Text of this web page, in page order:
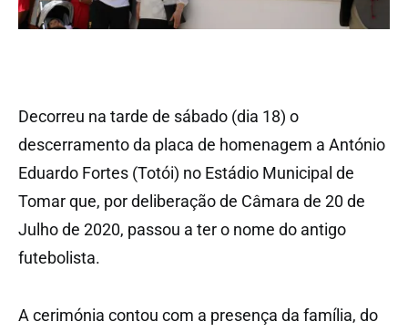
Decorreu na tarde de sábado (dia 18) o
descerramento da placa de homenagem a António
Eduardo Fortes (Totói) no Estádio Municipal de
Tomar que, por deliberação de Câmara de 20 de
Julho de 2020, passou a ter o nome do antigo
futebolista.
A cerimónia contou com a presença da família, do